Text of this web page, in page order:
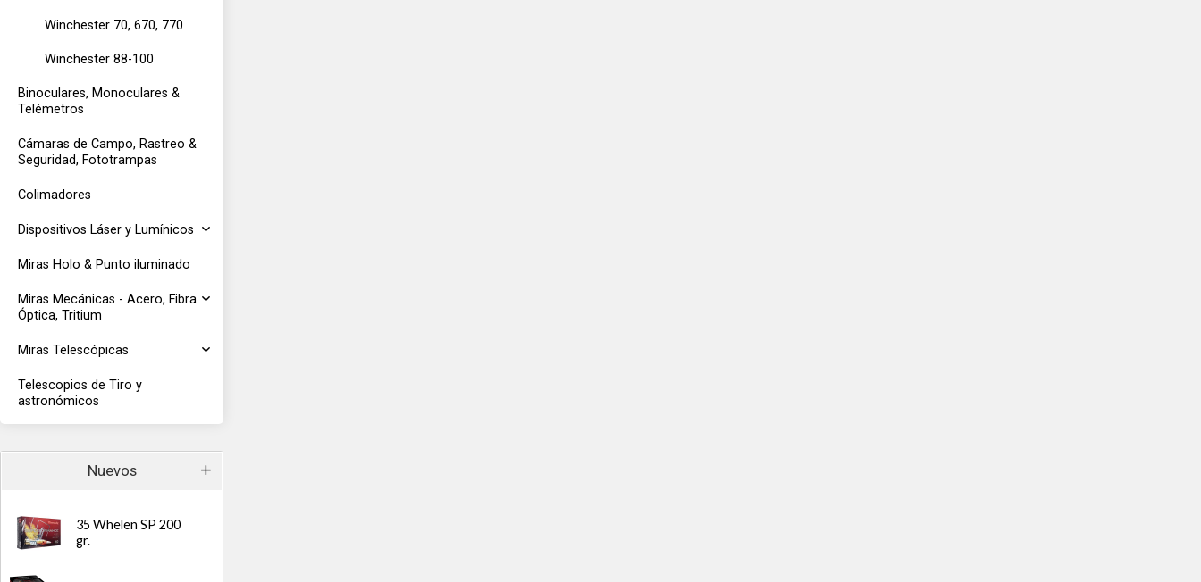
Winchester 70, 670, 770
Winchester 88-100
Binoculares, Monoculares &
Telémetros
Cámaras de Campo, Rastreo &
Seguridad, Fototrampas
Colimadores
Dispositivos Láser y Lumínicos
Miras Holo & Punto iluminado
Miras Mecánicas - Acero, Fibra
Óptica, Tritium
Miras Telescópicas
Telescopios de Tiro y
astronómicos
Nuevos
35 Whelen SP 200
gr.